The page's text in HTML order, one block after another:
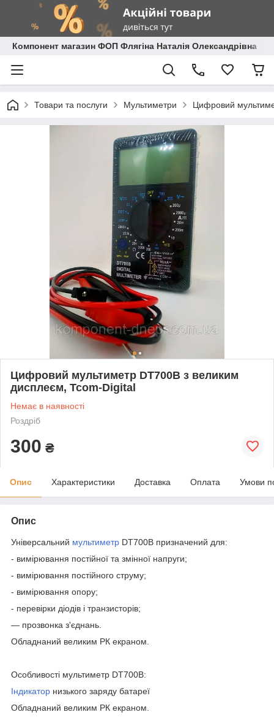
Компонент магазин ФОП Флягіна Наталія Олександрівна
Товари та послуги Мультиметри Цифровий
Цифровий мультиметр DT700B з великим
дисплеєм, Tcom-Digital
Немає в наявності
Роздріб
300 ₴
Опис Характеристики Доставка Оплата Умови
Опис
Універсальний мультиметр DT700B призначений для:
- вимірювання постійної та змінної напруги;
- вимірювання постійного струму;
- вимірювання опору;
- перевірки діодів і транзисторів;
— прозвонка з'єднань.
Обладнаний великим РК екраном.
Особливості мультиметр DT700B:
Індикатор низького заряду батареї
Обладнаний великим РК екраном.